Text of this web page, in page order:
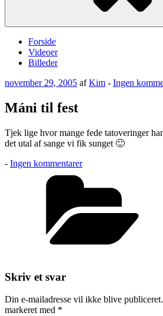
Forside
Videoer
Billeder
Udgivet
november 29, 2005 afKim - Ingen
Máni til fest
Tjek lige hvor mange fede tatoveringer
det utal af sange vi fik sunget 🙂
- Ingen kommentarertil
til
Skriv et svar
Din e-mailadresse vil ikke blive publiceret.
markeret med *